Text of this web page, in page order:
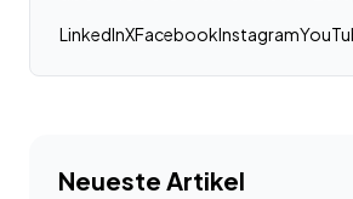
LinkedInXFacebookInstagram
Neueste Artikel